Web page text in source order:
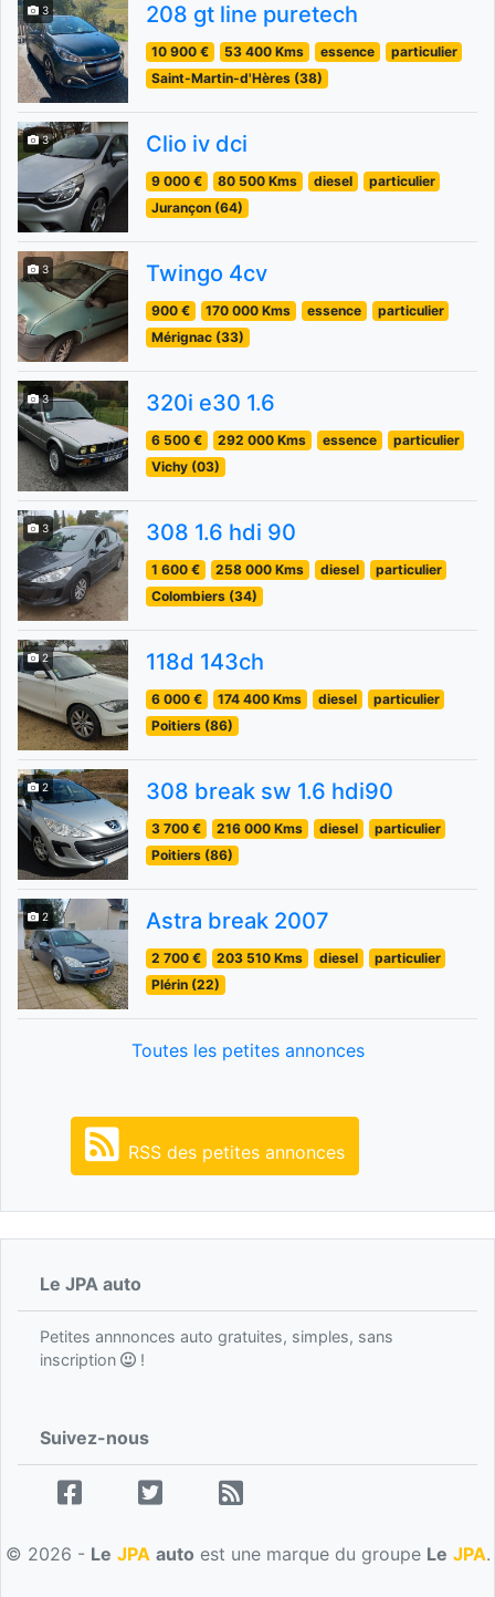
3 208 gt line puretech
10 900 € 53 400 Kms essence
particulier
Saint-Martin-d'Hères (38)
3 Clio iv dci
9 000 € 80 500 Kms diesel
particulier
Jurançon (64)
3 Twingo 4cv
900 € 170 000 Kms essence
particulier
Mérignac (33)
3 320i e30 1.6
6 500 € 292 000 Kms essence
particulier
Vichy (03)
3 308 1.6 hdi 90
1 600 € 258 000 Kms diesel
particulier
Colombiers (34)
2 118d 143ch
6 000 € 174 400 Kms diesel
particulier
Poitiers (86)
2 308 break sw 1.6 hdi90
3 700 € 216 000 Kms diesel
particulier
Poitiers (86)
2 Astra break 2007
2 700 € 203 510 Kms diesel
particulier
Plérin (22)
Toutes les petites annonces
RSS des petites annonces
Le JPA auto
Petites annnonces auto gratuites, simples, sans
inscription
!
Suivez-nous
© 2026 - Le JPA auto est une marque du groupe Le JPA.